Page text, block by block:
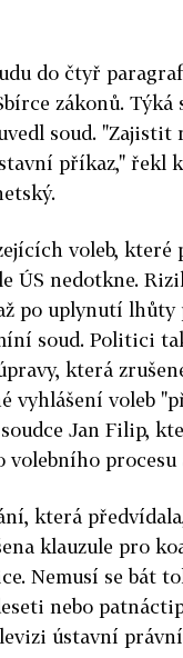
do čtyř
zákonů.
soud. "Zajistit
příkaz," řekl
voleb,
ÚS nedotkne.
po uplynutí
soud. Politici
která
vyhlášení voleb
Jan Filip,
volebního procesu
která
klauzule pro
Nemusí se bát
nebo
ústavní